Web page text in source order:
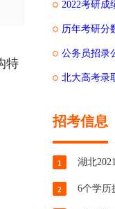
特
2022考研成
历年考研分
公务员招录
招考信息
1
2